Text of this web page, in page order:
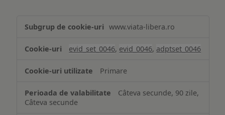
www.viata-libera.ro
evid_set_0046, evid_0046, adptset_0046
Primare
Câteva secunde, 90 zile,
Câteva secunde